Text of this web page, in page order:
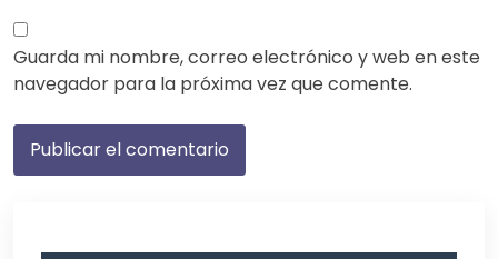
Guarda mi nombre, correo electrónico y web en este
navegador para la próxima vez que comente.